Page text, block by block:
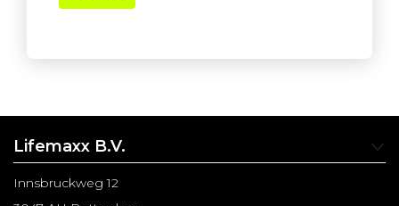
Lifemaxx B.V.
Innsbruckweg 12